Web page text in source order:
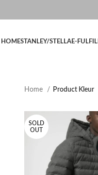
HOMESTANLEY/STELLAE-
Home Product Kleur
SOLD
OUT